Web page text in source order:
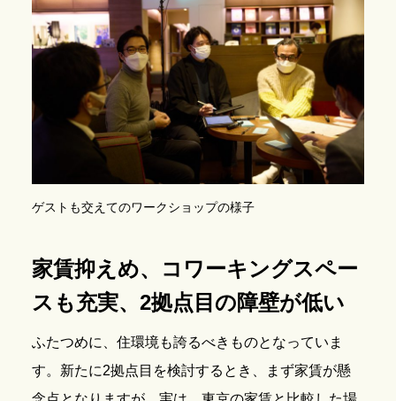
ゲストも交えてのワークショップの様子
家賃抑えめ、コワーキングスペー
スも充実、2拠点目の障壁が低い
ふたつめに、住環境も誇るべきものとなっていま
す。新たに2拠点目を検討するとき、まず家賃が懸